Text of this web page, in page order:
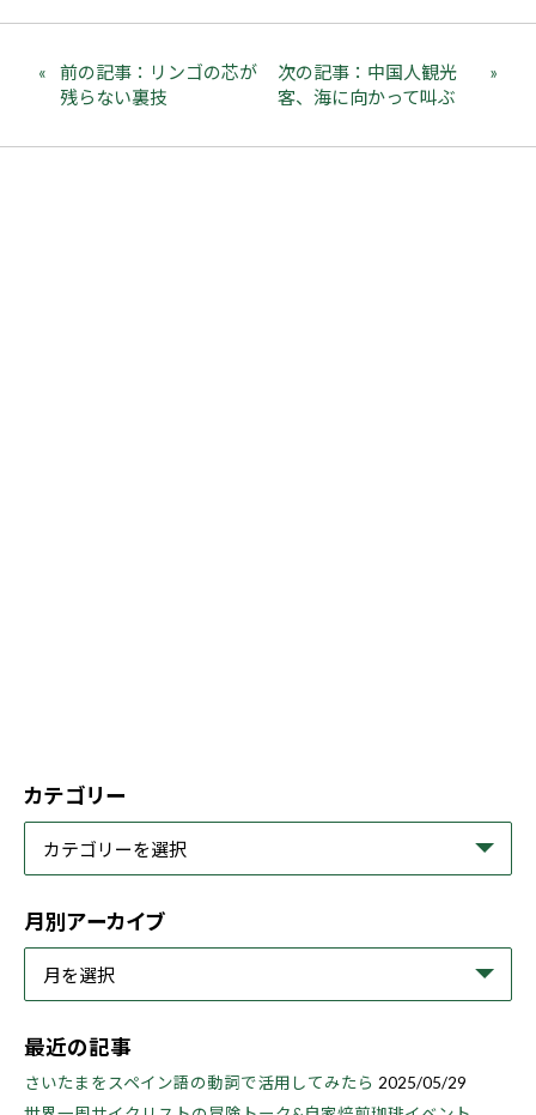
前の記事：リンゴの芯が
残らない裏技
次の記事：中国人観光
客、海に向かって叫ぶ
カテゴリー
月別アーカイブ
最近の記事
さいたまをスペイン語の動詞で活用してみたら 2025/05/29